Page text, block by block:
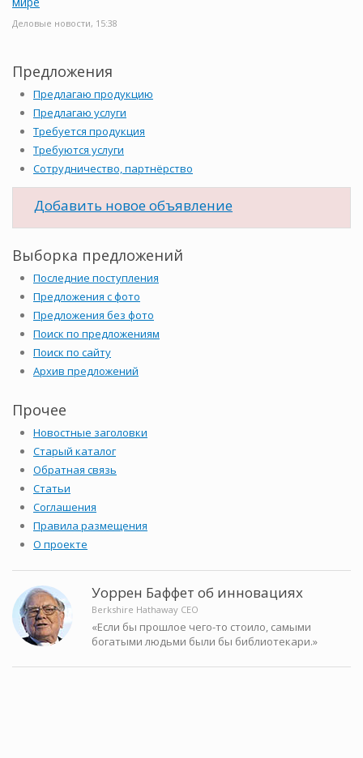
Деловые новости, 15:38
Предложения
Предлагаю продукцию
Предлагаю услуги
Требуется продукция
Требуются услуги
Сотрудничество, партнёрство
Добавить новое объявление
Выборка предложений
Последние поступления
Предложения с фото
Предложения без фото
Поиск по предложениям
Поиск по сайту
Архив предложений
Прочее
Новостные заголовки
Старый каталог
Обратная связь
Статьи
Соглашения
Правила размещения
О проекте
Уоррен Баффет об инновациях
Berkshire Hathaway CEO
«Если бы прошлое чего-то стоило, самыми
богатыми людьми были бы библиотекари.»